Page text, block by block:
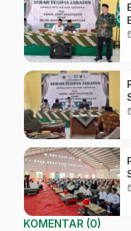
KOMENTAR (0)